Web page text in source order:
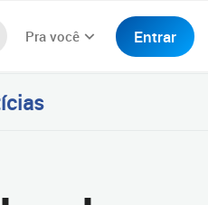
Pra você Entrar